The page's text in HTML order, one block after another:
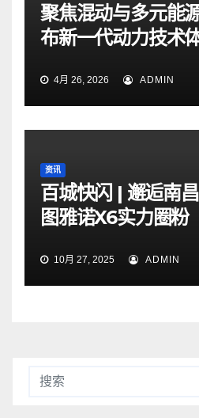
聚焦混动与多元能
布新一代动力技术
4月 26, 2026 ADMIN
资讯
百城快闪 | 邂逅南
图雅诺X6实力圈粉
10月 27, 2025 ADMIN